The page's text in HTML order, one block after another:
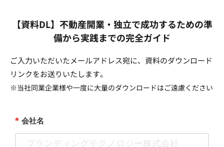
【資料DL】不動産開業・独立で成功するための準
備から実践までの完全ガイド
ご入力いただいたメールアドレス宛に、資料のダウンロード
リンクをお送りいたします。
※当社同業企業様や一度に大量のダウンロードはご遠慮ください
* 会社名